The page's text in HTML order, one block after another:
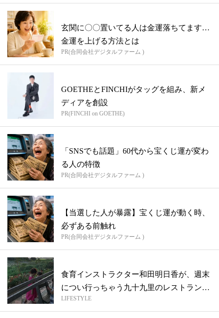
玄関に〇〇置いてる人は金運落ちてます…
金運を上げる方法とは
PR(合同会社デジタルファーム )
GOETHEとFINCHIがタッグを組み、新メ
ディアを創設
PR(FINCHI on GOETHE)
「SNSでも話題」60代から宝くじ運が変わ
る人の特徴
PR(合同会社デジタルファーム )
【当選した人が暴露】宝くじ運が動く時、
必ずある前触れ
PR(合同会社デジタルファーム )
食育インストラクター和田明日香が、週末
につい行っちゃう九十九里のレストランっ
てど...
LIFESTYLE